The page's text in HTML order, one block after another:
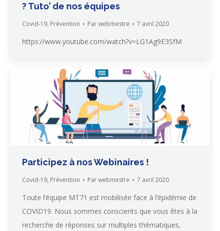
? Tuto’ de nos équipes
Covid-19, Prévention Parwebmestre 7 avril 2020
https://www.youtube.com/watch?v=LG1Ag9E3SfM
Participez à nos Webinaires !
Covid-19, Prévention Parwebmestre 7 avril 2020
Toute l’équipe MT71 est mobilisée face à l’épidémie de
COVID19. Nous sommes conscients que vous êtes à la
recherche de réponses sur multiples thématiques,